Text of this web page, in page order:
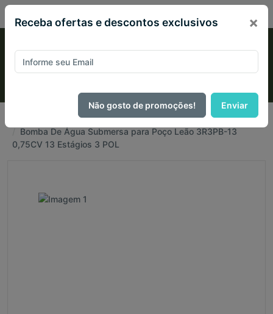
Bombas d'água
Bomba De Água Submersa para Poço Leão 3R3PB-13
0,75CV 13 Estágios 3 POL
Receba ofertas e descontos exclusivos ×
Não gosto de promoções! Enviar